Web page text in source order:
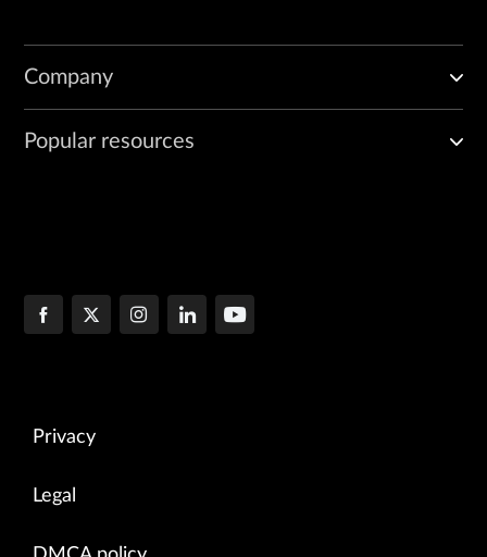
Company
Popular resources
Privacy
Legal